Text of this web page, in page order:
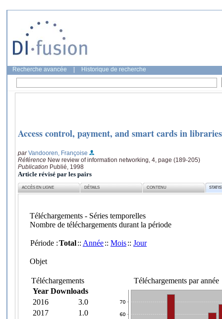
Recherche avancée Historique de recherche
Access control, payment, and smart cards in libraries
parVandooren, Françoise
Référence New review of information networking, 4, page (189-205)
Publication Publié, 1998
Article révisé par les pairs
ACCÈS EN LIGNE DÉTAILS CONTENU